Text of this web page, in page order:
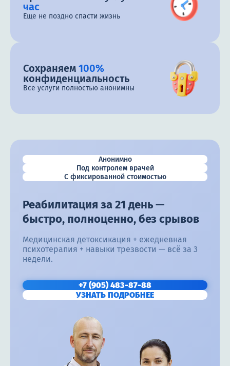
час
Еще не поздно спасти жизнь
Сохраняем 100%
конфиденциальность
Все услуги полностью анонимны
Анонимно
Под контролем врачей
С фиксированной стоимостью
Реабилитация за 21 день —
быстро, полноценно, без срывов
Медицинская детоксикация + ежедневная
психотерапия + навыки трезвости — всё за 3
недели.
+7 (905) 483-87-88
УЗНАТЬ ПОДРОБНЕЕ